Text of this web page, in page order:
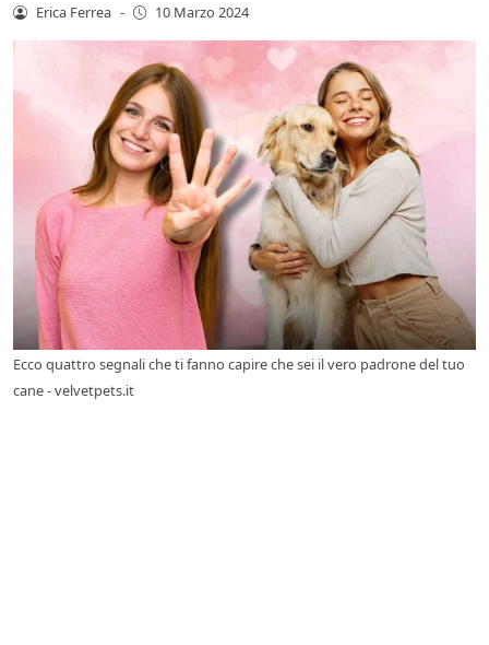
Erica Ferrea - 10 Marzo 2024
Ecco quattro segnali che ti fanno capire che sei il vero padrone del tuo
cane - velvetpets.it